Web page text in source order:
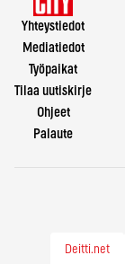
Yhteystiedot
Mediatiedot
Työpaikat
Tilaa uutiskirje
Ohjeet
Palaute
Deitti.net